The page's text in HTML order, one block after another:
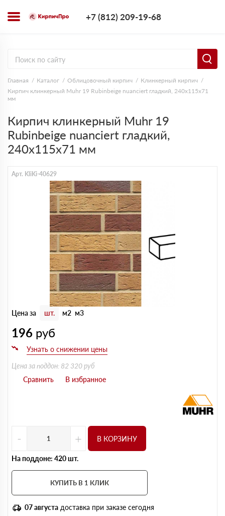
+7 (812) 209-19-68
Главная Каталог Облицовочный кирпич
Клинкерный кирпич
Кирпич клинкерный Muhr 19 Rubinbeige nuanciert гладкий, 240х115х71
мм
Кирпич клинкерный Muhr 19
Rubinbeige nuanciert гладкий,
240х115х71 мм
Арт. KliKi-40629
Цена за шт. м2 м3
196 руб
Цена за поддон: 82 320 руб
- + В КОРЗИНУ
На поддоне: 420 шт.
КУПИТЬ В 1 КЛИК
07 августа доставка при заказе сегодня